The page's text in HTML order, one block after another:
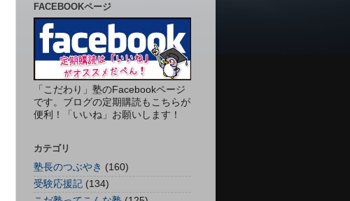
FACEBOOKページ
「こだわり」塾のFacebookページ
です。ブログの定期購読もこちらが
便利！「いいね」お願いします！
カテゴリ
塾長のつぶやき (160)
受験応援記 (134)